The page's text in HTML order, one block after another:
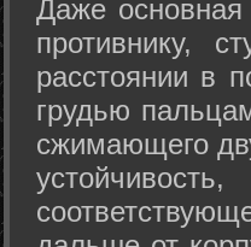
Даже основная
противнику,
расстоянии в
грудью
сжимающего